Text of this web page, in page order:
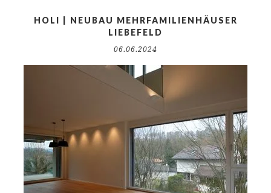
HOLI | NEUBAU MEHRFAMILIENHÄUSER
LIEBEFELD
06.06.2024